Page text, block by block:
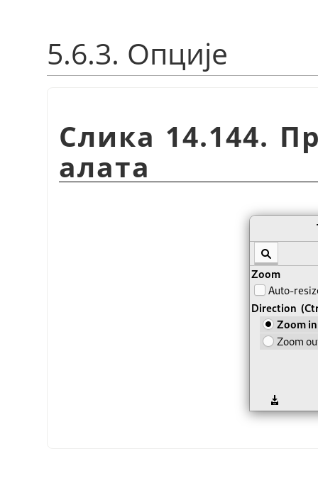
5.6.3. Опције
Слика 14.144.
алата